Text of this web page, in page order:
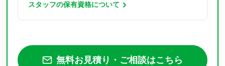
スタッフの保有資格について
無料お見積り・ご相談はこちら